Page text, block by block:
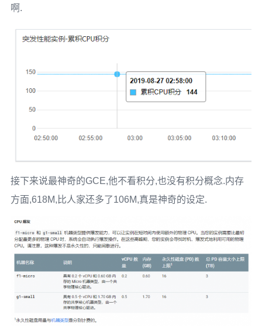
啊.
接下来说最神奇的GCE,他不看积分,也没有积分概念.内存
方面,618M,比人家还多了106M,真是神奇的设定.